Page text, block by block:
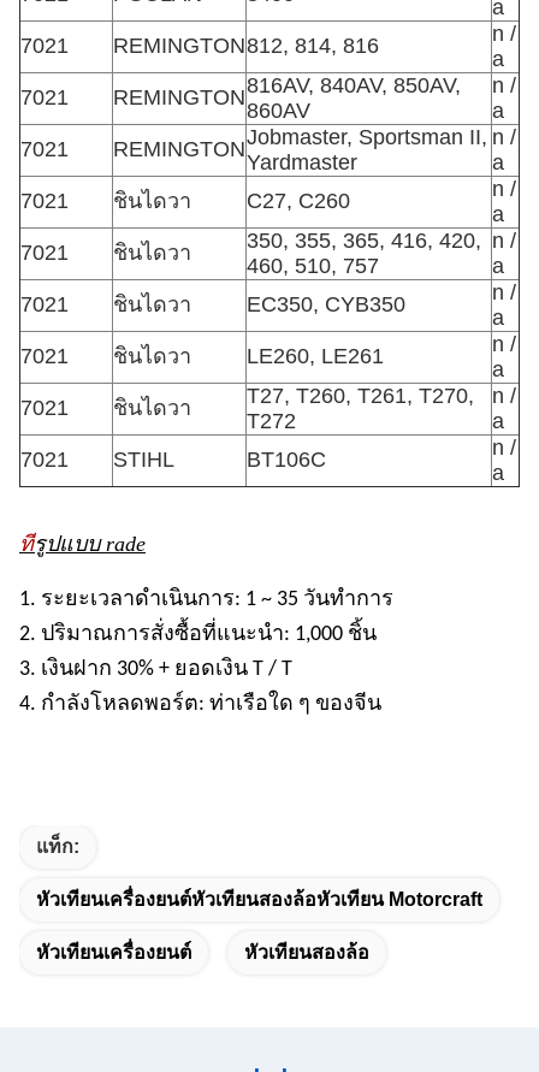
a
7021
REMINGTON812, 814, 816
n /
a
7021
REMINGTON816AV, 840AV, 850AV,
860AV
n /
a
7021
REMINGTONJobmaster, Sportsman II,
Yardmaster
n /
a
7021
ชินไดวา C27, C260
n /
a
7021
ชินไดวา
350, 355, 365, 416, 420,
460, 510, 757
n /
a
7021
ชินไดวา EC350, CYB350
n /
a
7021
ชินไดวา LE260, LE261
n /
a
7021
ชินไดวา
T27, T260, T261, T270,
T272
n /
a
7021
STIHL BT106C
n /
a
ทีรูปแบบ rade
1. ระยะเวลาดำเนินการ: 1 ~ 35 วันทำการ
2. ปริมาณการสั่งซื้อที่แนะนำ: 1,000 ชิ้น
3. เงินฝาก 30% + ยอดเงิน T / T
4. กำลังโหลดพอร์ต: ท่าเรือใด ๆ ของจีน
แท็ก:
หัวเทียนเครื่องยนต์หัวเทียนสองล้อหัวเทียน Motorcraft
หัวเทียนเครื่องยนต์ หัวเทียนสองล้อ